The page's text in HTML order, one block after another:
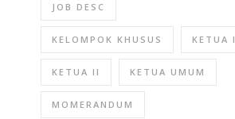
JOB DESC
KELOMPOK KHUSUS KETUA I
KETUA II KETUA UMUM
MOMERANDUM